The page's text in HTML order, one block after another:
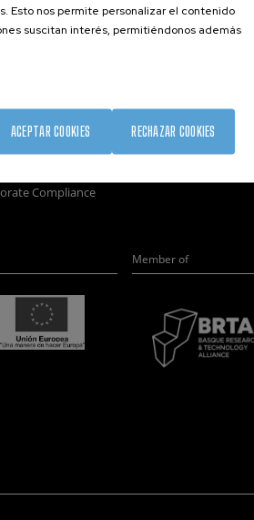
Compliance
Member of
Esto nos permite personalizar el contenido
suscitan interés, permitiéndonos además
RECHAZAR COOKIES
ACEPTAR COOKIES